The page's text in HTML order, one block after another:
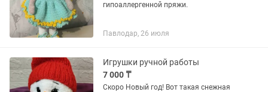
гипоаллергенной пряжи.
Павлодар, 26 июля
Игрушки ручной работы
7 000 ₸
Скоро Новый год! Вот такая снежная